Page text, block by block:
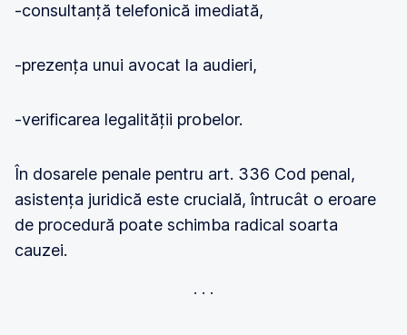
-consultanță telefonică imediată,
-prezența unui avocat la audieri,
-verificarea legalității probelor.
În dosarele penale pentru art. 336 Cod penal,
asistența juridică este crucială, întrucât o eroare
de procedură poate schimba radical soarta
cauzei.